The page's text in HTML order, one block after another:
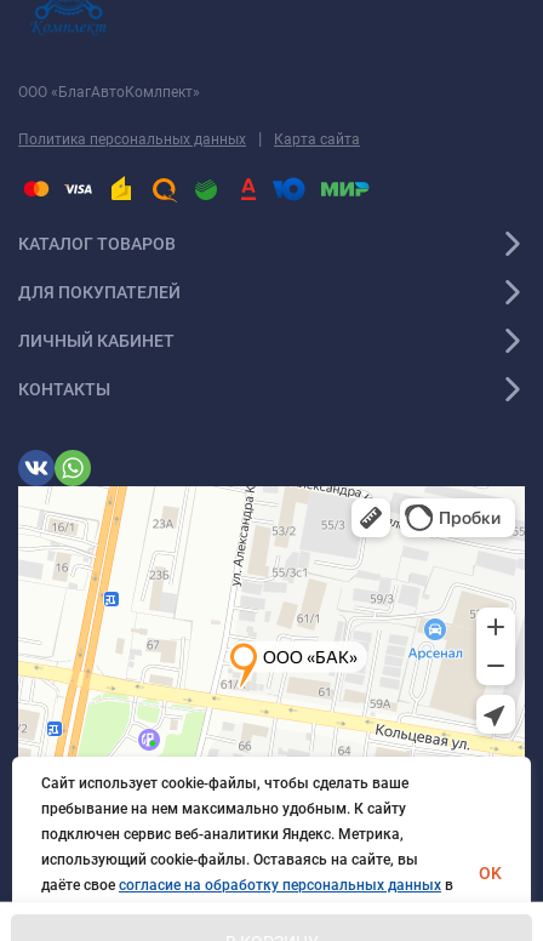
ООО «БлагАвтоКомлпект»
Политика персональных данных | Карта сайта
КАТАЛОГ ТОВАРОВ
ДЛЯ ПОКУПАТЕЛЕЙ
ЛИЧНЫЙ КАБИНЕТ
КОНТАКТЫ
Сайт использует cookie-файлы, чтобы сделать ваше
пребывание на нем максимально удобным. К cайту
подключен сервис веб-аналитики Яндекс. Метрика,
использующий cookie-файлы. Оставаясь на сайте, вы
даёте свое согласие на обработку персональных данных в
порядке, указанном вПолитике обработки персональных
OK